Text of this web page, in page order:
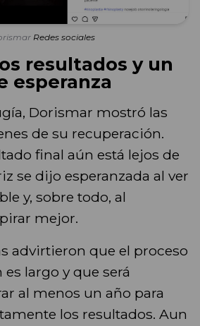
Redes sociales
resultados y un
esperanza
Dorismar mostró las
de su recuperación.
final aún está lejos de
se dijo esperanzada al ver
y, sobre todo, al
mejor.
advirtieron que el proceso
largo y que será
al menos un año para
los resultados. Aun